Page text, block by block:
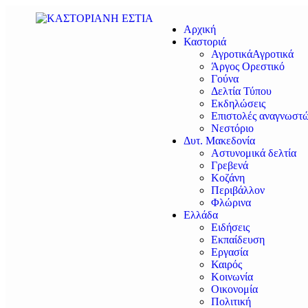
Αρχική
Καστοριά
ΑγροτικάΑγροτικά
Άργος Ορεστικό
Γούνα
Δελτία Τύπου
Εκδηλώσεις
Επιστολές
Νεστόριο
Δυτ. Μακεδονία
Αστυνομικά δελτία
Γρεβενά
Κοζάνη
Περιβάλλον
Φλώρινα
Ελλάδα
Ειδήσεις
Εκπαίδευση
Εργασία
Καιρός
Κοινωνία
Οικονομία
Πολιτική